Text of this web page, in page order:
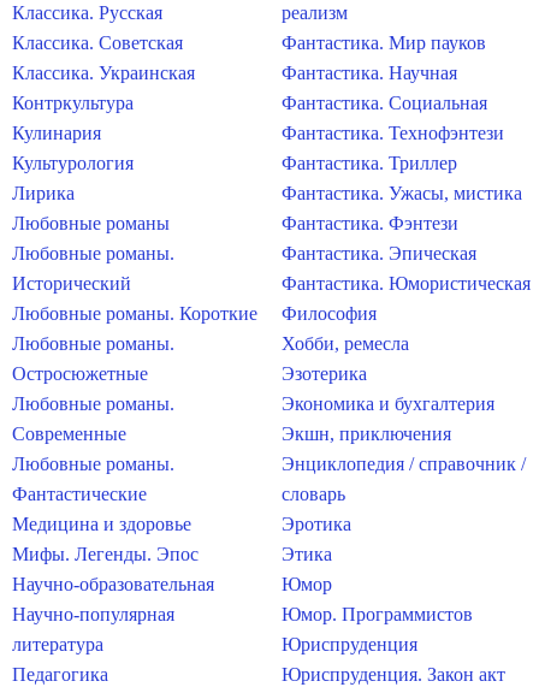
Классика. Русская
Классика. Советская
Классика. Украинская
Контркультура
Кулинария
Культурология
Лирика
Любовные романы
Любовные романы.
Исторический
Любовные романы. Короткие
Любовные романы.
Остросюжетные
Любовные романы.
Современные
Любовные романы.
Фантастические
Медицина и здоровье
Мифы. Легенды. Эпос
Научно-образовательная
Научно-популярная
литература
Педагогика
реализм
Фантастика. Мир пауков
Фантастика. Научная
Фантастика. Социальная
Фантастика. Технофэнтези
Фантастика. Триллер
Фантастика. Ужасы, мистика
Фантастика. Фэнтези
Фантастика. Эпическая
Фантастика. Юмористическая
Философия
Хобби, ремесла
Эзотерика
Экономика и бухгалтерия
Экшн, приключения
Энциклопедия / справочник /
словарь
Эротика
Этика
Юмор
Юмор. Программистов
Юриспруденция
Юриспруденция. Закон акт